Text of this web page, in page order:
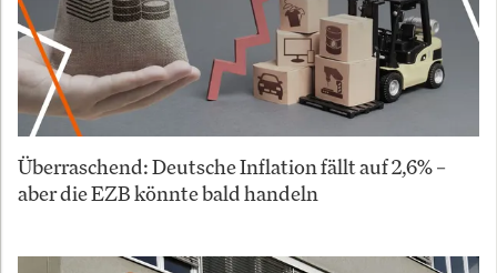
Überraschend: Deutsche Inflation fällt auf 2,6% –
aber die EZB könnte bald handeln